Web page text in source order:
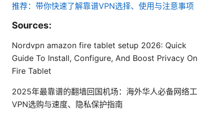
推荐：带你快速了解靠谱VPN选择、使用与注意事项
Sources:
Nordvpn amazon fire tablet setup 2026: Quick
Guide To Install, Configure, And Boost Privacy On
Fire Tablet
2025年最靠谱的翻墙回国机场：海外华人必备网络工
VPN选购与速度、隐私保护指南